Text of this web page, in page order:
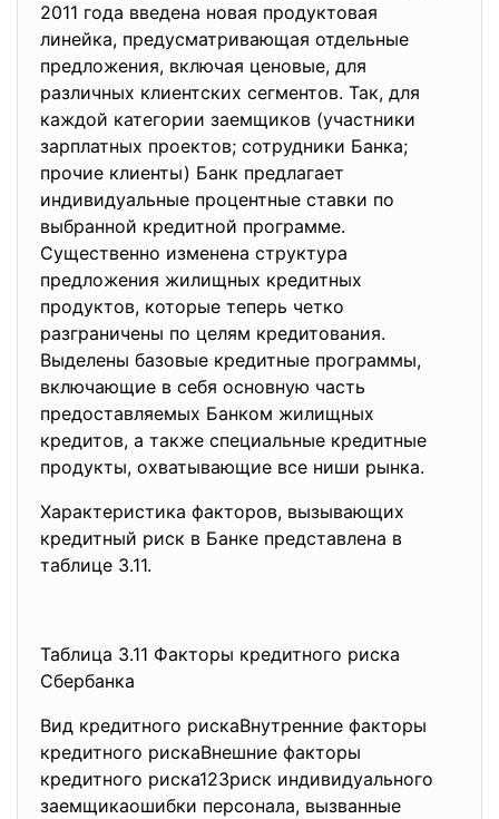
2011 года введена новая продуктовая
линейка, предусматривающая отдельные
предложения, включая ценовые, для
различных клиентских сегментов. Так, для
каждой категории заемщиков (участники
зарплатных проектов; сотрудники Банка;
прочие клиенты) Банк предлагает
индивидуальные процентные ставки по
выбранной кредитной программе.
Существенно изменена структура
предложения жилищных кредитных
продуктов, которые теперь четко
разграничены по целям кредитования.
Выделены базовые кредитные программы,
включающие в себя основную часть
предоставляемых Банком жилищных
кредитов, а также специальные кредитные
продукты, охватывающие все ниши рынка.
Характеристика факторов, вызывающих
кредитный риск в Банке представлена в
таблице 3.11.
Таблица 3.11 Факторы кредитного риска
Сбербанка
Вид кредитного рискаВнутренние факторы
кредитного рискаВнешние факторы
кредитного риска123риск индивидуального
заемщикаошибки персонала, вызванные